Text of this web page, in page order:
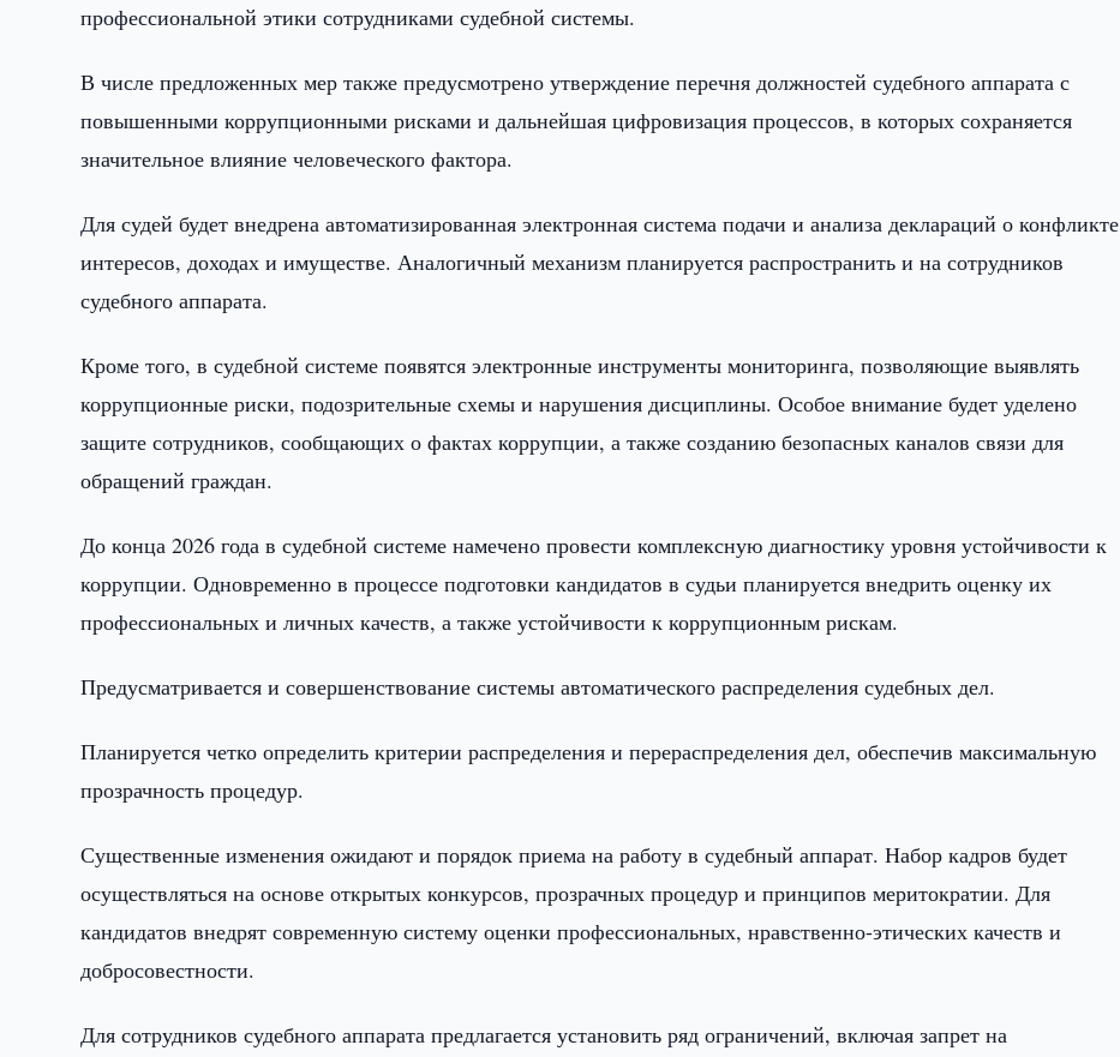
профессиональной этики сотрудниками судебной системы.
В числе предложенных мер также предусмотрено утверждение перечня должностей судебного аппарата с
повышенными коррупционными рисками и дальнейшая цифровизация процессов, в которых сохраняется
значительное влияние человеческого фактора.
Для судей будет внедрена автоматизированная электронная система подачи и анализа деклараций о конфликте
интересов, доходах и имуществе. Аналогичный механизм планируется распространить и на сотрудников
судебного аппарата.
Кроме того, в судебной системе появятся электронные инструменты мониторинга, позволяющие выявлять
коррупционные риски, подозрительные схемы и нарушения дисциплины. Особое внимание будет уделено
защите сотрудников, сообщающих о фактах коррупции, а также созданию безопасных каналов связи для
обращений граждан.
До конца 2026 года в судебной системе намечено провести комплексную диагностику уровня устойчивости к
коррупции. Одновременно в процессе подготовки кандидатов в судьи планируется внедрить оценку их
профессиональных и личных качеств, а также устойчивости к коррупционным рискам.
Предусматривается и совершенствование системы автоматического распределения судебных дел.
Планируется четко определить критерии распределения и перераспределения дел, обеспечив максимальную
прозрачность процедур.
Существенные изменения ожидают и порядок приема на работу в судебный аппарат. Набор кадров будет
осуществляться на основе открытых конкурсов, прозрачных процедур и принципов меритократии. Для
кандидатов внедрят современную систему оценки профессиональных, нравственно-этических качеств и
добросовестности.
Для сотрудников судебного аппарата предлагается установить ряд ограничений, включая запрет на